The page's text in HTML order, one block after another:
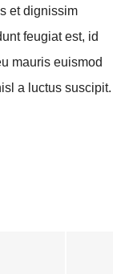
et dignissim
feugiat est, id
mauris euismod
a luctus suscipit.